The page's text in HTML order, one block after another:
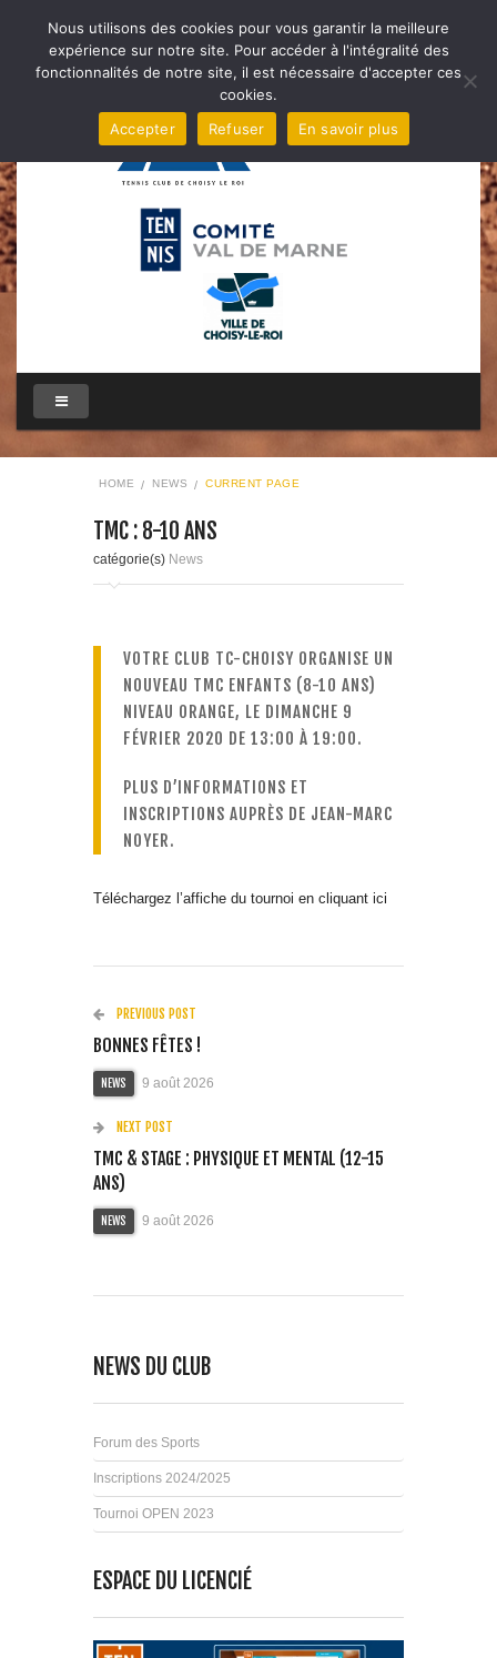
HOME NEWS CURRENT PAGE
TMC : 8-10 ANS
catégorie(s) News
VOTRE CLUB TC-CHOISY ORGANISE UN
NOUVEAU TMC ENFANTS (8-10 ANS)
NIVEAU ORANGE, LE DIMANCHE 9
FÉVRIER 2020 DE 13:00 À 19:00.
PLUS D’INFORMATIONS ET
INSCRIPTIONS AUPRÈS DE JEAN-MARC
NOYER.
Téléchargez l’affiche du tournoi en cliquant ici
PREVIOUS POST
BONNES FÊTES !
NEWS 9 août 2026
NEXT POST
TMC & STAGE : PHYSIQUE ET MENTAL (12-15
ANS)
NEWS 9 août 2026
NEWS DU CLUB
Forum des Sports
Inscriptions 2024/2025
Tournoi OPEN 2023
ESPACE DU LICENCIÉ
Nous utilisons des cookies pour vous garantir la meilleure
expérience sur notre site. Pour accéder à l'intégralité des
fonctionnalités de notre site, il est nécessaire d'accepter ces
cookies.
Accepter
Refuser En savoir plus